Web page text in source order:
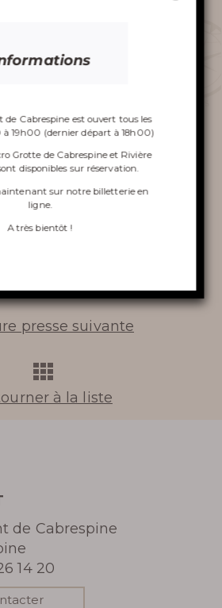
le
DE
INSOLITE
DU GOUFFRE
CABRESPINE
presse précédente
à la liste
presse suivante
de Cabrespine
14 20
de Cabrespine est ouvert tous les
à 19h00 (dernier départ à 18h00)
Grotte de Cabrespine et Rivière
disponibles sur réservation.
sur notre billetterie en
ligne.
A très bientôt !